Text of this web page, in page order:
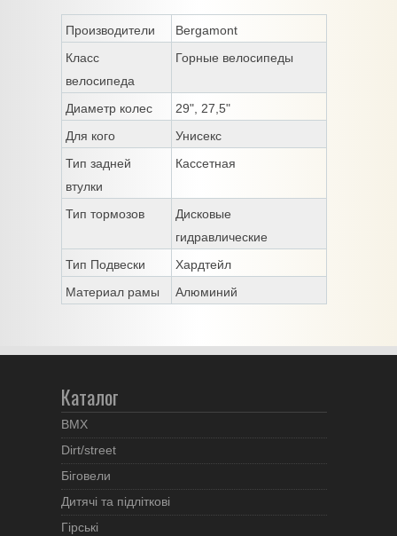
Производители
Bergamont
Класс
велосипеда
Горные велосипеды
Диаметр колес
29", 27,5"
Для кого
Унисекс
Тип задней
втулки
Кассетная
Тип тормозов
Дисковые
гидравлические
Тип Подвески
Хардтейл
Материал рамы
Алюминий
Каталог
BMX
Dirt/street
Біговели
Дитячі та підліткові
Гірські